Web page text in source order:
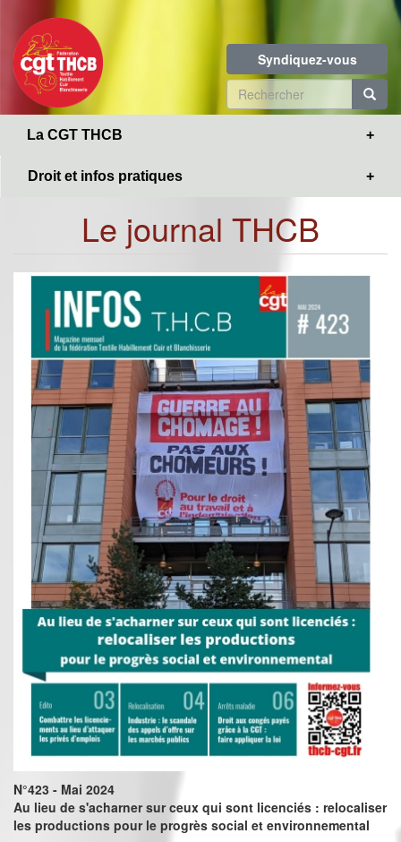
contenu
principal
Syndiquez-vous
Formulaire
de
La CGT THCB
Droit et infos pratiques
Le journal THCB
N°423 - Mai 2024
Au lieu de s'acharner sur ceux qui sont licenciés : relocaliser
les productions pour le progrès social et environnemental